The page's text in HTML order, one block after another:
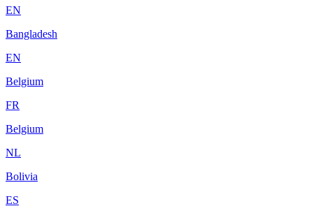
EN
Bangladesh
EN
Belgium
FR
Belgium
NL
Bolivia
ES